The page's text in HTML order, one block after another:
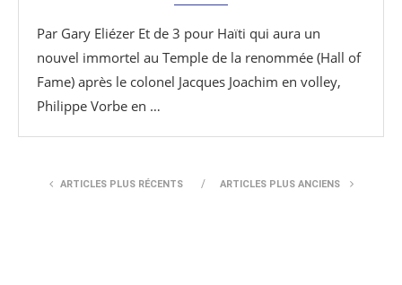
Par Gary Eliézer Et de 3 pour Haïti qui aura un
nouvel immortel au Temple de la renommée (Hall of
Fame) après le colonel Jacques Joachim en volley,
Philippe Vorbe en …
ARTICLES PLUS RÉCENTS ARTICLES PLUS ANCIENS